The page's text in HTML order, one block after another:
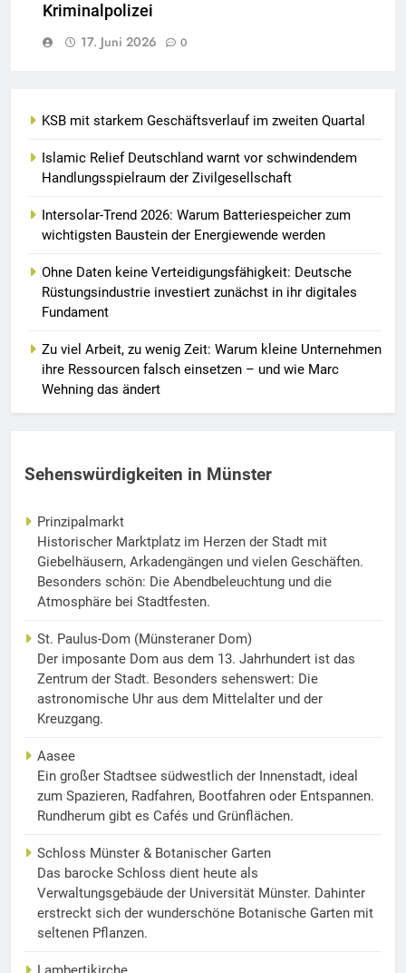
Kriminalpolizei
17. Juni 2026
0
KSB mit starkem Geschäftsverlauf im zweiten Quartal
Islamic Relief Deutschland warnt vor schwindendem
Handlungsspielraum der Zivilgesellschaft
Intersolar-Trend 2026: Warum Batteriespeicher zum
wichtigsten Baustein der Energiewende werden
Ohne Daten keine Verteidigungsfähigkeit: Deutsche
Rüstungsindustrie investiert zunächst in ihr digitales
Fundament
Zu viel Arbeit, zu wenig Zeit: Warum kleine Unternehmen
ihre Ressourcen falsch einsetzen – und wie Marc
Wehning das ändert
Sehenswürdigkeiten in Münster
Prinzipalmarkt
Historischer Marktplatz im Herzen der Stadt mit
Giebelhäusern, Arkadengängen und vielen Geschäften.
Besonders schön: Die Abendbeleuchtung und die
Atmosphäre bei Stadtfesten.
St. Paulus-Dom (Münsteraner Dom)
Der imposante Dom aus dem 13. Jahrhundert ist das
Zentrum der Stadt. Besonders sehenswert: Die
astronomische Uhr aus dem Mittelalter und der
Kreuzgang.
Aasee
Ein großer Stadtsee südwestlich der Innenstadt, ideal
zum Spazieren, Radfahren, Bootfahren oder Entspannen.
Rundherum gibt es Cafés und Grünflächen.
Schloss Münster & Botanischer Garten
Das barocke Schloss dient heute als
Verwaltungsgebäude der Universität Münster. Dahinter
erstreckt sich der wunderschöne Botanische Garten mit
seltenen Pflanzen.